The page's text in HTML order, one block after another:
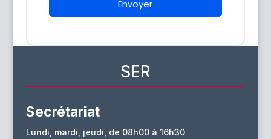
Envoyer
SER
Secrétariat
Lundi, mardi, jeudi, de 08h00 à 16h30